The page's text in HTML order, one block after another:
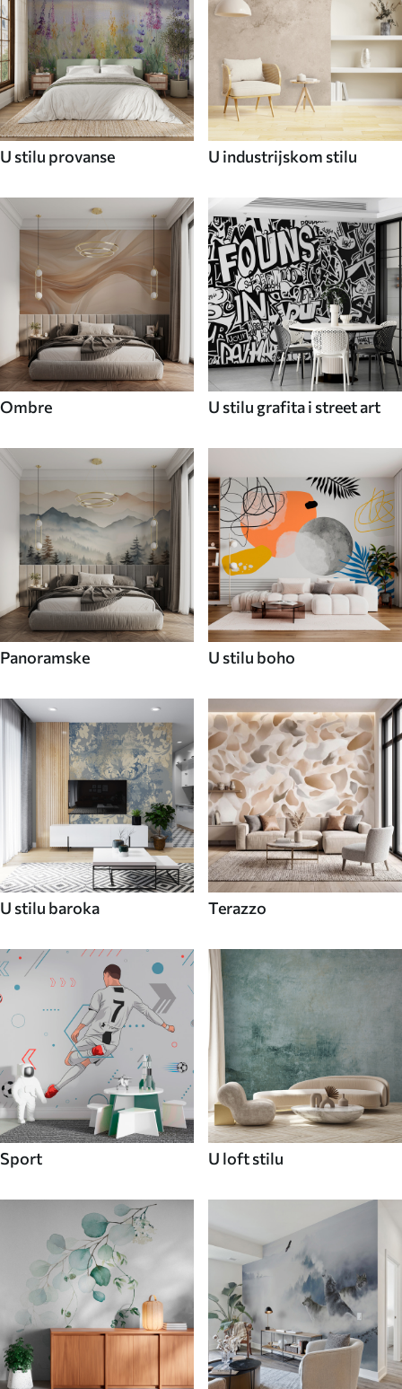
U stilu provanse U industrijskom stilu
Ombre U stilu grafita i street art
Panoramske U stilu boho
U stilu baroka Terazzo
Sport U loft stilu